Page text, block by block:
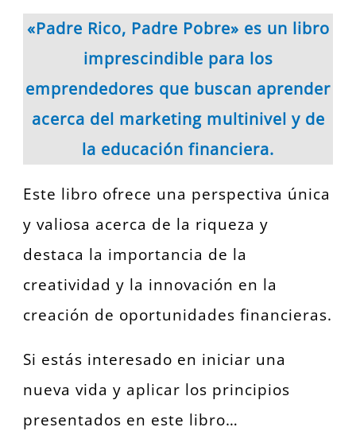
«Padre Rico, Padre Pobre» es un libro
imprescindible para los
emprendedores que buscan aprender
acerca del marketing multinivel y de
la educación financiera.
Este libro ofrece una perspectiva única
y valiosa acerca de la riqueza y
destaca la importancia de la
creatividad y la innovación en la
creación de oportunidades financieras.
Si estás interesado en iniciar una
nueva vida y aplicar los principios
presentados en este libro…